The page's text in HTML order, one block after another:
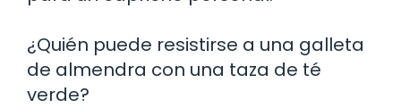
¿Quién puede resistirse a una galleta
de almendra con una taza de té
verde?